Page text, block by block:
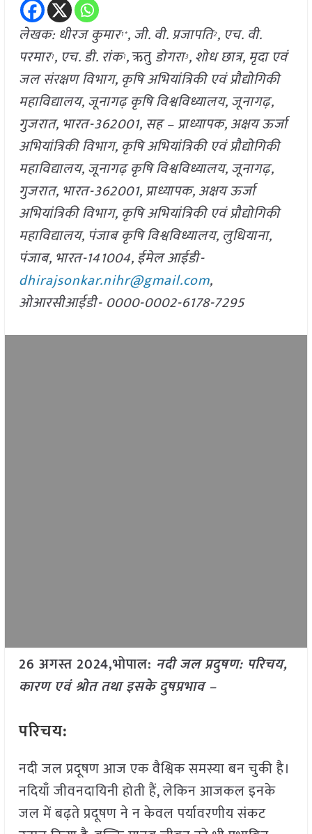
लेखक: धीरज कुमार1*, जी. वी. प्रजापति2, एच. वी.
परमार1, एच. डी. रांक1,ऋतुडोगरा3, शोध छात्र, मृदा एवं
जल संरक्षण विभाग, कृषि अभियांत्रिकी एवं प्रौद्योगिकी
महाविद्यालय, जूनागढ़ कृषि विश्वविध्यालय, जूनागढ़,
गुजरात, भारत-362001, सह – प्राध्यापक, अक्षय ऊर्जा
अभियांत्रिकी विभाग, कृषि अभियांत्रिकी एवं प्रौद्योगिकी
महाविद्यालय, जूनागढ़ कृषि विश्वविध्यालय, जूनागढ़,
गुजरात, भारत-362001, प्राध्यापक, अक्षय ऊर्जा
अभियांत्रिकी विभाग, कृषि अभियांत्रिकी एवं प्रौद्योगिकी
महाविद्यालय, पंजाब कृषि विश्वविध्यालय, लुधियाना,
पंजाब, भारत-141004, ईमेल आईडी-
dhirajsonkar.nihr@gmail.com,
ओआरसीआईडी- 0000-0002-6178-7295
26 अगस्त 2024,भोपाल: नदी जल प्रदुषण: परिचय,
कारण एवं श्रोत तथा इसके दुषप्रभाव –
परिचय:
नदी जल प्रदूषण आज एक वैश्विक समस्या बन चुकी है।
नदियाँ जीवनदायिनी होती हैं, लेकिन आजकल इनके
जल में बढ़ते प्रदूषण ने न केवल पर्यावरणीय संकट